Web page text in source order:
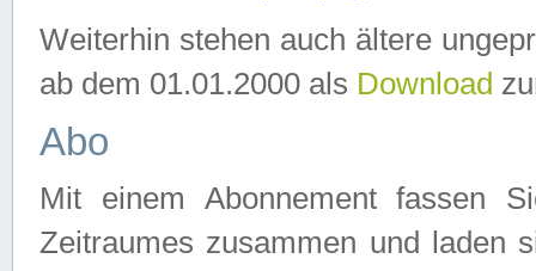
Weiterhin stehen auch ältere
ab dem 01.01.2000 als Download
Abo
Mit einem Abonnement fassen
Zeitraumes zusammen und laden